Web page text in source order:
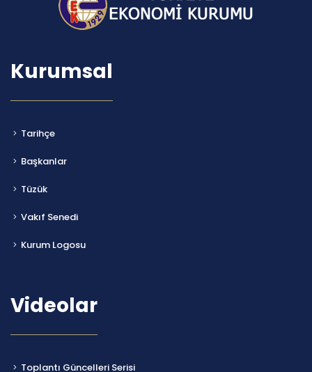
Kurumsal
Tarihçe
Başkanlar
Tüzük
Vakıf Senedi
Kurum Logosu
Videolar
Toplantı Güncelleri Serisi